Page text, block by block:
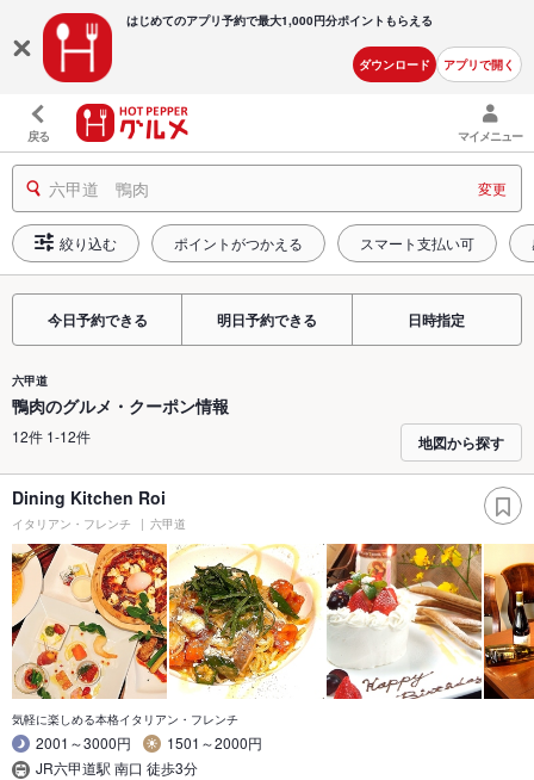
はじめてのアプリ予約で最大1,000円分ポイントもらえる
ダウンロード アプリで開く
戻る マイメニュー
六甲道 鴨肉 変更
絞り込む ポイントがつかえる スマート支払い可
今日予約できる 明日予約できる 日時指定
六甲道
鴨肉のグルメ・クーポン情報
12件 1-12件 地図から探す
Dining Kitchen Roi
イタリアン・フレンチ 六甲道
気軽に楽しめる本格イタリアン・フレンチ
2001～3000円
1501～2000円
JR六甲道駅 南口 徒歩3分